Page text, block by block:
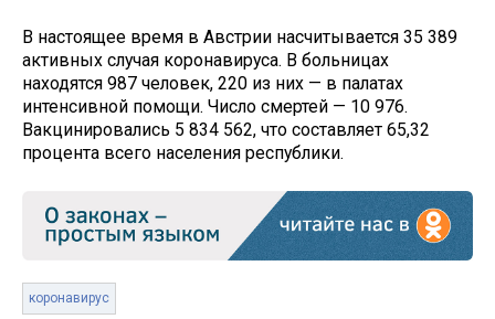
В настоящее время в Австрии насчитывается 35 389
активных случая коронавируса. В больницах
находятся 987 человек, 220 из них — в палатах
интенсивной помощи. Число смертей — 10 976.
Вакцинировались 5 834 562, что составляет 65,32
процента всего населения республики.
коронавирус